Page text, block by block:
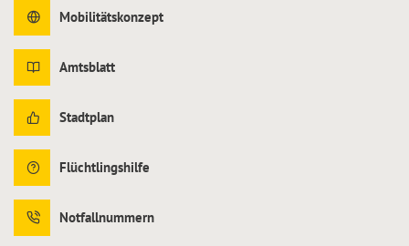
Mobilitätskonzept
Amtsblatt
Stadtplan
Flüchtlingshilfe
Notfallnummern